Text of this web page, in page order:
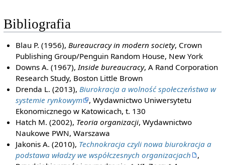
Bibliografia
Blau P. (1956),Bureaucracy in modern society, Crown
Publishing Group/Penguin Random House, New York
Downs A. (1967),Inside bureaucracy, A Rand Corporation
Research Study, Boston Little Brown
Drenda L. (2013),Biurokracja a wolność społeczeństwa w
systemie rynkowym
, Wydawnictwo Uniwersytetu
Ekonomicznego w Katowicach, t. 130
Hatch M. (2002), Teoria organizacji, Wydawnictwo
Naukowe PWN, Warszawa
Jakonis A. (2010), Technokracja czyli nowa biurokracja a
podstawa władzy we współczesnych organizacjach
,